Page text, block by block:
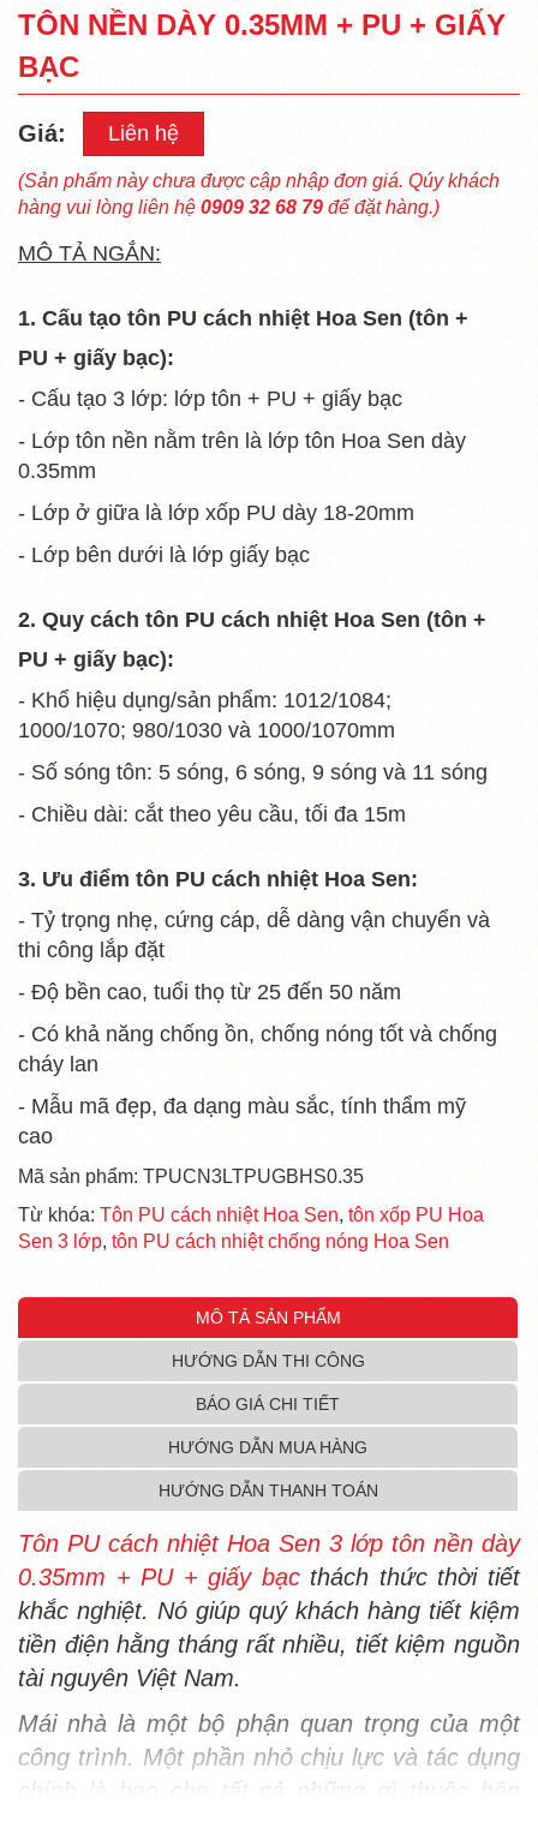
TÔN NỀN DÀY 0.35MM + PU + GIẤY
BẠC
Giá: Liên hệ
(Sản phẩm này chưa được cập nhập đơn giá. Qúy khách
hàng vui lòng liên hệ 0909 32 68 79 để đặt hàng.)
MÔ TẢ NGẮN:
1. Cấu tạo tôn PU cách nhiệt Hoa Sen (tôn +
PU + giấy bạc):
- Cấu tạo 3 lớp: lớp tôn + PU + giấy bạc
- Lớp tôn nền nằm trên là lớp tôn Hoa Sen dày
0.35mm
- Lớp ở giữa là lớp xốp PU dày 18-20mm
- Lớp bên dưới là lớp giấy bạc
2. Quy cách tôn PU cách nhiệt Hoa Sen (tôn +
PU + giấy bạc):
- Khổ hiệu dụng/sản phẩm: 1012/1084;
1000/1070; 980/1030 và 1000/1070mm
- Số sóng tôn: 5 sóng, 6 sóng, 9 sóng và 11 sóng
- Chiều dài: cắt theo yêu cầu, tối đa 15m
3. Ưu điểm tôn PU cách nhiệt Hoa Sen:
- Tỷ trọng nhẹ, cứng cáp, dễ dàng vận chuyển và
thi công lắp đặt
- Độ bền cao, tuổi thọ từ 25 đến 50 năm
- Có khả năng chống ồn, chống nóng tốt và chống
cháy lan
- Mẫu mã đẹp, đa dạng màu sắc, tính thẩm mỹ
cao
Mã sản phẩm: TPUCN3LTPUGBHS0.35
Từ khóa: Tôn PU cách nhiệt Hoa Sen, tôn xốp PU Hoa
Sen 3 lớp, tôn PU cách nhiệt chống nóng Hoa Sen
MÔ TẢ SẢN PHẨM
HƯỚNG DẪN THI CÔNG
BÁO GIÁ CHI TIẾT
HƯỚNG DẪN MUA HÀNG
HƯỚNG DẪN THANH TOÁN
Tôn PU cách nhiệt Hoa Sen 3 lớp tôn nền dày
0.35mm + PU + giấy bạcthách thức thời tiết
khắc nghiệt. Nó giúp quý khách hàng tiết kiệm
tiền điện hằng tháng rất nhiều, tiết kiệm nguồn
tài nguyên Việt Nam.
Mái nhà là một bộ phận quan trọng của một
công trình. Một phần nhỏ chịu lực và tác dụng
chính là bao che tất cả những gì thuộc bên